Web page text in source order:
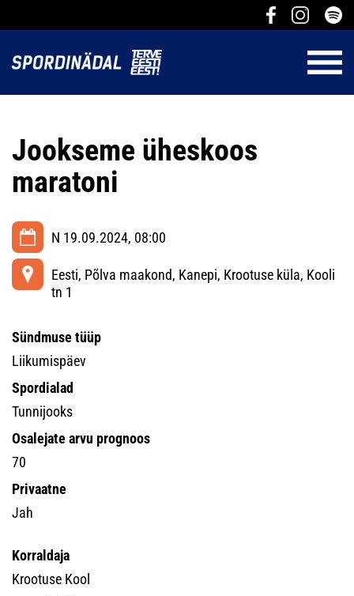
Jookseme üheskoos
maratoni
N 19.09.2024, 08:00
Eesti, Põlva maakond, Kanepi, Krootuse küla, Kooli
tn 1
Sündmuse tüüp
Liikumispäev
Spordialad
Tunnijooks
Osalejate arvu prognoos
70
Privaatne
Jah
Korraldaja
Krootuse Kool